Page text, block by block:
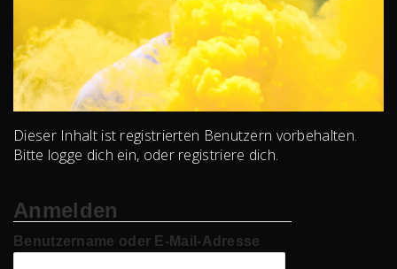
Dieser Inhalt ist registrierten Benutzern vorbehalten.
Bitte logge dich ein, oder registriere dich.
Anmelden
Benutzername oder E-Mail-Adresse